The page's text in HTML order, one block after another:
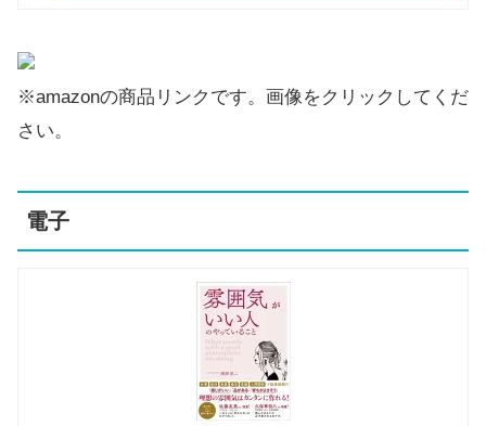
※amazonの商品リンクです。画像をクリックしてくだ
さい。
電子